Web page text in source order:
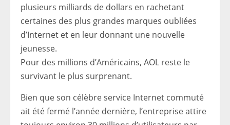
plusieurs milliards de dollars en rachetant
certaines des plus grandes marques oubliées
d’Internet et en leur donnant une nouvelle
jeunesse.
Pour des millions d’Américains, AOL reste le
survivant le plus surprenant.
Bien que son célèbre service Internet commuté
ait été fermé l’année dernière, l’entreprise attire